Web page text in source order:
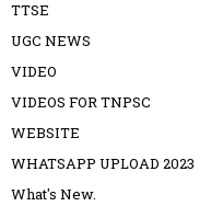
TTSE
UGC NEWS
VIDEO
VIDEOS FOR TNPSC
WEBSITE
WHATSAPP UPLOAD 2023
What's New.